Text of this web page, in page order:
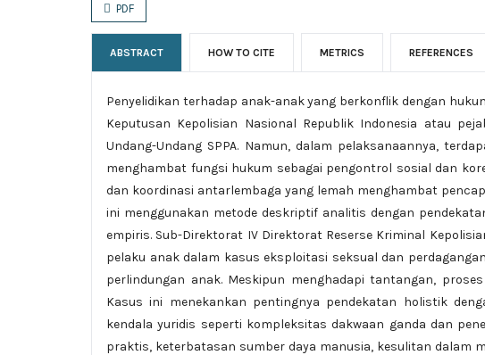
PDF
ABSTRACT HOW TO CITE METRICS REFERENCES
Penyelidikan terhadap anak-anak yang berkonflik dengan
Keputusan Kepolisian Nasional Republik Indonesia atau
Undang-Undang SPPA. Namun, dalam pelaksanaannya,
menghambat fungsi hukum sebagai pengontrol sosial dan
dan koordinasi antarlembaga yang lemah menghambat
ini menggunakan metode deskriptif analitis dengan
empiris. Sub-Direktorat IV Direktorat Reserse Kriminal
pelaku anak dalam kasus eksploitasi seksual dan
perlindungan anak. Meskipun menghadapi tantangan,
Kasus ini menekankan pentingnya pendekatan holistik
kendala yuridis seperti kompleksitas dakwaan ganda dan
praktis, keterbatasan sumber daya manusia, kesulitan dalam